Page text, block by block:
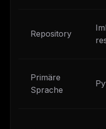
Repository
Primäre
Sprache